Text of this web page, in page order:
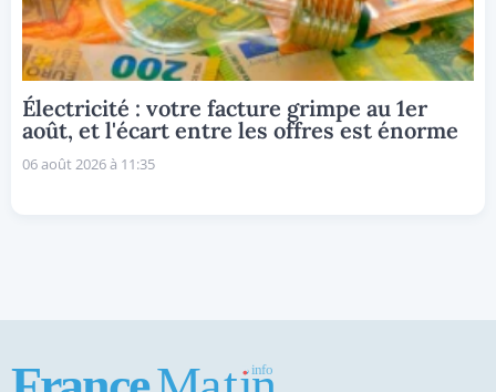
Électricité : votre facture grimpe au 1er
août, et l'écart entre les offres est énorme
06 août 2026 à 11:35